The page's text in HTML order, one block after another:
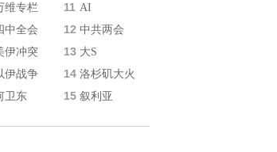
维专栏 11 AI
中全会 12 中共两会
伊冲突 13 大S
伊战争 14 洛杉矶大火
卫东 15 叙利亚